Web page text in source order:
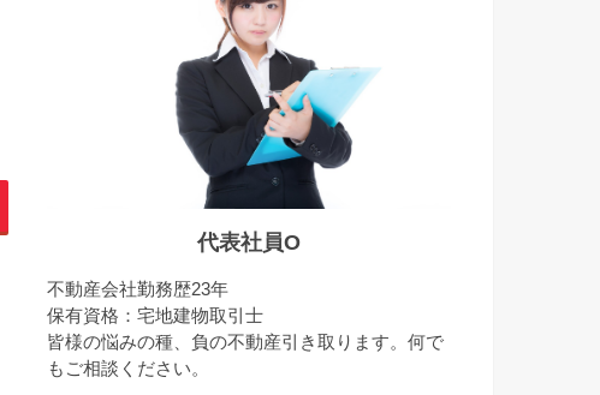
代表社員O
不動産会社勤務歴23年
保有資格：宅地建物取引士
皆様の悩みの種、負の不動産引き取ります。何で
もご相談ください。